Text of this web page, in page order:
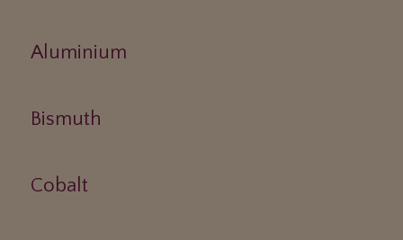
Aluminium
Bismuth
Cobalt